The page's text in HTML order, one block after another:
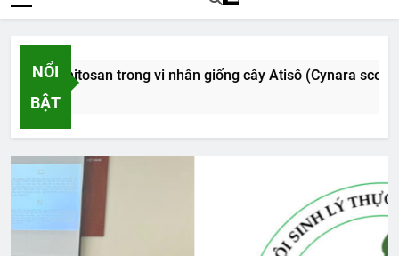
NỔI
BẬT
oligochitosan trong vi nhân giống cây Atisô (Cynara